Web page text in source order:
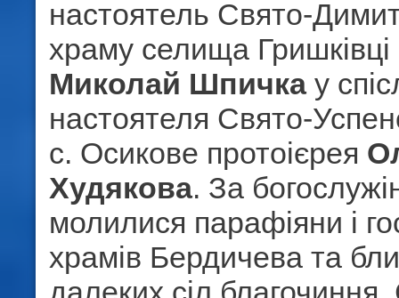
настоятель Свято-
храму селища Гришківці
Миколай Шпичкау
настоятеля Свято-
с. Осикове протоієрея
Худякова. За
молилися парафіяни і
храмів Бердичева та